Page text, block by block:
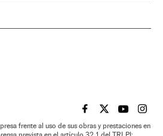
EL PAÍS BRASIL EN
EL PAÍSEL PAÍS
EL
frente al uso de sus obras y prestaciones en